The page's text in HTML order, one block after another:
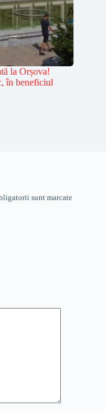
la Orșova!
în beneficiul
sunt marcate